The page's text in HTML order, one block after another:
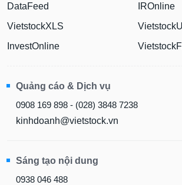
DataFeed
VietstockXLS
InvestOnline
IROnline
Quảng cáo & Dịch vụ
0908 169 898 - (028) 3848 7238
kinhdoanh@vietstock.vn
Sáng tạo nội dung
0938 046 488